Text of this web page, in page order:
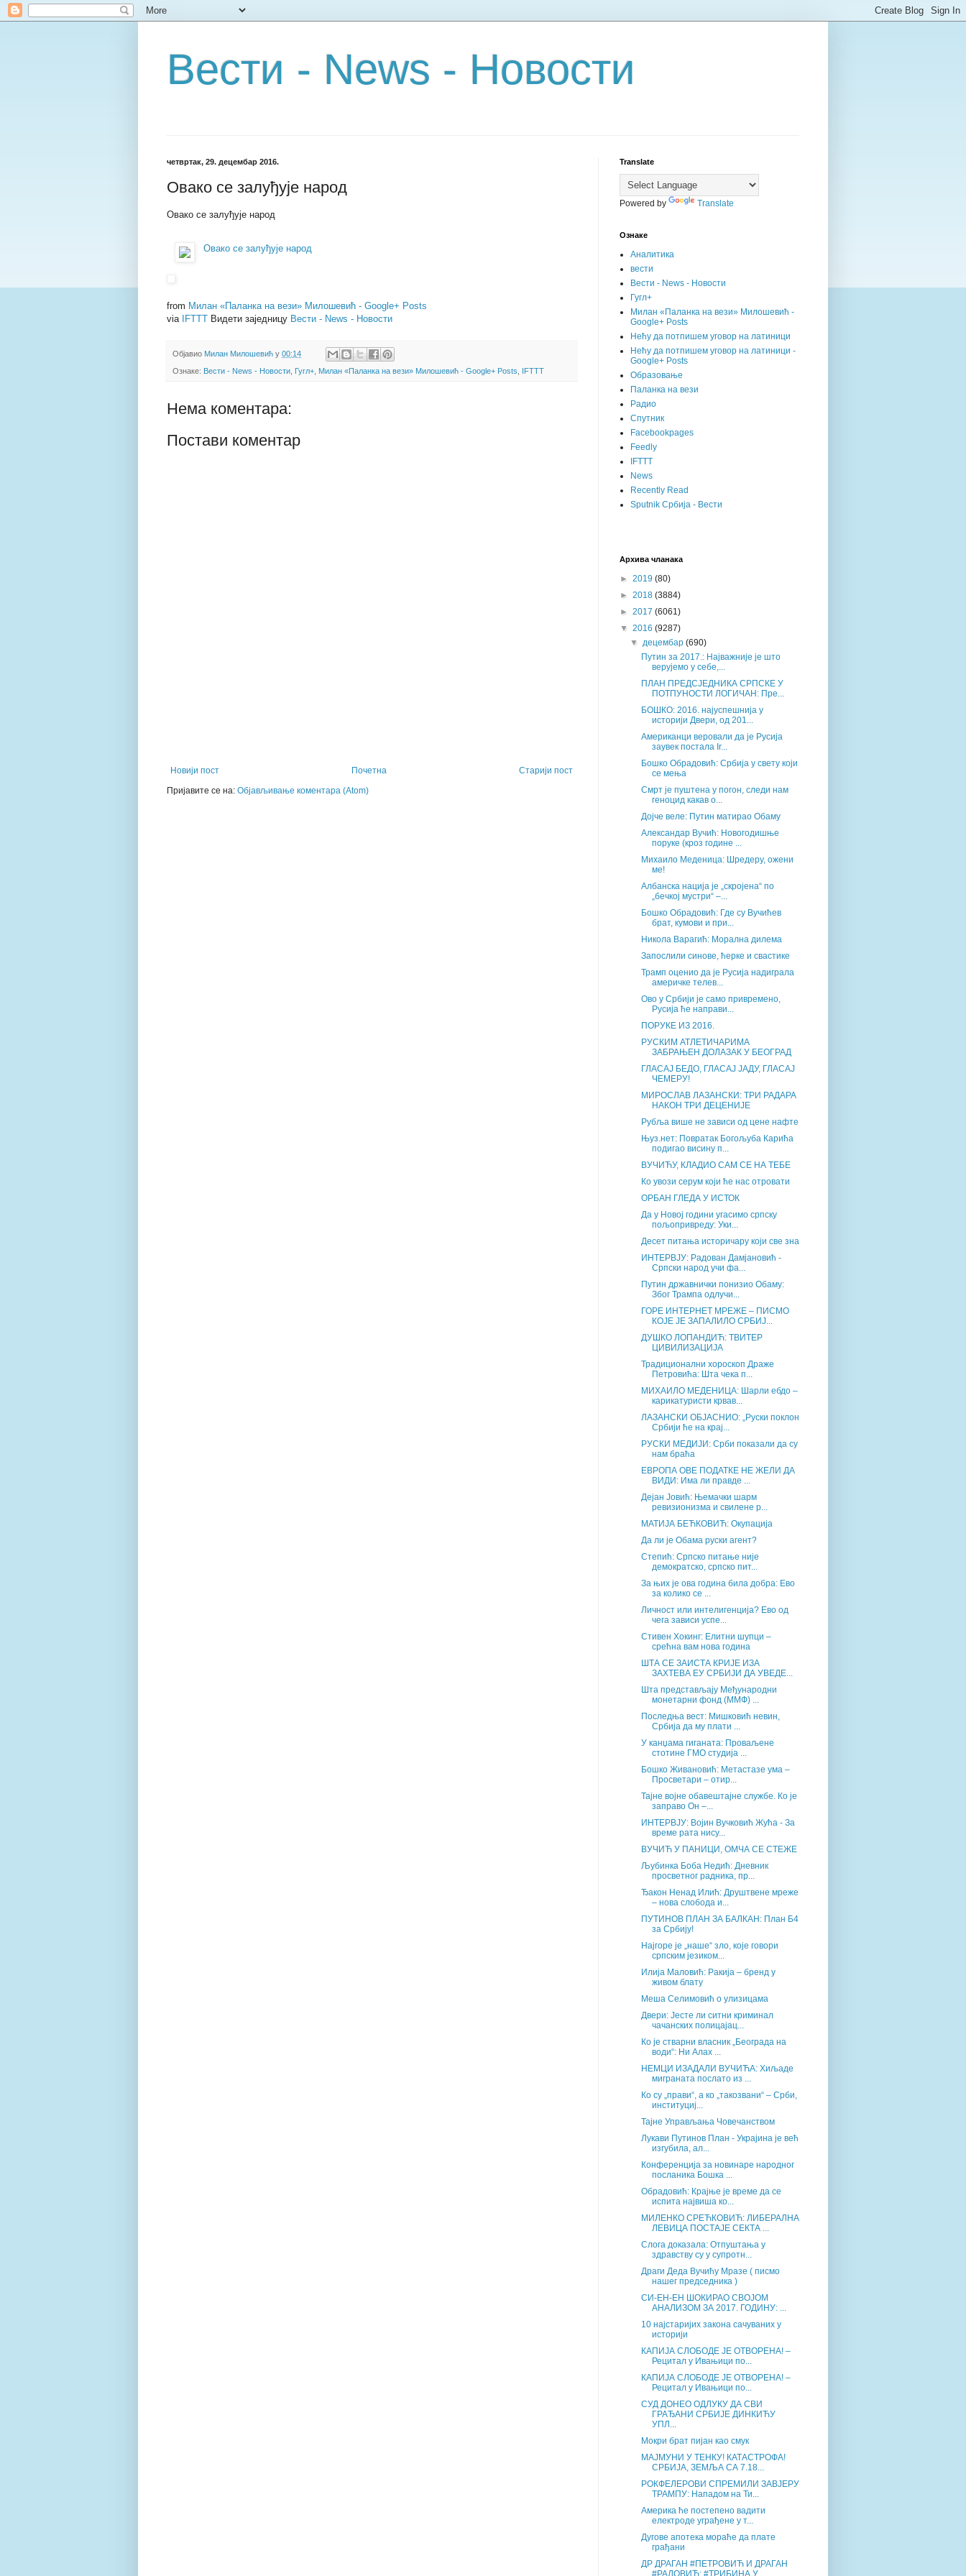
Вести - News - Новости
четвртак, 29. децембар 2016.
Овако се залуђује народ
Овако се залуђује народ
Овако се залуђује народ
from Милан «Паланка на вези» Милошевић - Google+ Posts
via IFTTT Видети заједницу Вести - News - Новости
Објавио Милан Милошевић у 00:14
Ознаке: Вести - News - Новости Гугл+ Милан «Паланка на вези» Милошевић - Google+ Posts IFTTT
Нема коментара:
Постави коментар
Новији пост Старији пост
Почетна
Пријавите се на: Објављивање коментара (Atom)
Translate
Powered by Translate
Ознаке
Аналитика
вести
Вести - News - Новости
Гугл+
Милан «Паланка на вези» Милошевић -
Google+ Posts
Нећу да потпишем уговор на латиници
Нећу да потпишем уговор на латиници -
Google+ Posts
Образовање
Паланка на вези
Радио
Спутник
Facebookpages
Feedly
IFTTT
News
Recently Read
Sputnik Србија - Вести
Архива чланака
► 2019 (80)
► 2018 (3884)
► 2017 (6061)
▼ 2016 (9287)
▼децембар(690)
Путин за 2017.: Најважније је што
верујемо у себе,...
ПЛАН ПРЕДСЈЕДНИКА СРПСКЕ У
ПОТПУНОСТИ ЛОГИЧАН: Пре...
БОШКО: 2016. најуспешнија у
историји Двери, од 201...
Американци веровали да је Русија
заувек постала Ir...
Бошко Обрадовић: Србија у свету који
се мења
Смрт је пуштена у погон, следи нам
геноцид какав о...
Дојче веле: Путин матирао Обаму
Александар Вучић: Новогодишње
поруке (кроз године ...
Михаило Меденица: Шредеру, ожени
ме!
Албанска нација је „скројена“ по
„бечкој мустри“ –...
Бошко Обрадовић: Где су Вучићев
брат, кумови и при...
Никола Варагић: Морална дилема
Запослили синове, ћерке и свастике
Трамп оценио да је Русија надиграла
америчке телев...
Ово у Србији је само привремено,
Русија ће направи...
ПОРУКЕ ИЗ 2016.
РУСКИМ АТЛЕТИЧАРИМА
ЗАБРАЊЕН ДОЛАЗАК У БЕОГРАД
ГЛАСАЈ БЕДО, ГЛАСАЈ ЈАДУ, ГЛАСАЈ
ЧЕМЕРУ!
МИРОСЛАВ ЛАЗАНСКИ: ТРИ РАДАРА
НАКОН ТРИ ДЕЦЕНИЈЕ
Рубља више не зависи од цене нафте
Њуз.нет: Повратак Богољуба Карића
подигао висину п...
ВУЧИЋУ, КЛАДИО САМ СЕ НА ТЕБЕ
Ко увози серум који ће нас отровати
ОРБАН ГЛЕДА У ИСТОК
Да у Новој години угасимо српску
пољопривреду: Уки...
Десет питања историчару који све зна
ИНТЕРВЈУ: Радован Дамјановић -
Српски народ учи фа...
Путин државнички понизио Обаму:
Због Трампа одлучи...
ГОРЕ ИНТЕРНЕТ МРЕЖЕ – ПИСМО
КОЈЕ ЈЕ ЗАПАЛИЛО СРБИЈ...
ДУШКО ЛОПАНДИЋ: ТВИТЕР
ЦИВИЛИЗАЦИЈА
Традиционални хороскоп Драже
Петровића: Шта чека п...
МИХАИЛО МЕДЕНИЦА: Шарли ебдо –
карикатуристи крвав...
ЛАЗАНСКИ ОБЈАСНИО: „Руски поклон
Србији ће на крај...
РУСКИ МЕДИЈИ: Срби показали да су
нам браћа
ЕВРОПА ОВЕ ПОДАТКЕ НЕ ЖЕЛИ ДА
ВИДИ: Има ли правде ...
Дејан Јовић: Њемачки шарм
ревизионизма и свилене р...
МАТИЈА БЕЋКОВИЋ: Окупација
Да ли је Обама руски агент?
Степић: Српско питање није
демократско, српско пит...
За њих је ова година била добра: Ево
за колико се ...
Личност или интелигенција? Ево од
чега зависи успе...
Стивен Хокинг: Елитни шупци –
срећна вам нова година
ШТА СЕ ЗАИСТА КРИЈЕ ИЗА
ЗАХТЕВА ЕУ СРБИЈИ ДА УВЕДЕ...
Шта представљају Међународни
монетарни фонд (ММФ) ...
Последња вест: Мишковић невин,
Србија да му плати ...
У канџама гиганата: Проваљене
стотине ГМО студија ...
Бошко Живановић: Метастазе ума –
Просветари – отир...
Тајне војне обавештајне службе. Ко је
заправо Он –...
ИНТЕРВЈУ: Војин Вучковић Жућа - За
време рата нису...
ВУЧИЋ У ПАНИЦИ, ОМЧА СЕ СТЕЖЕ
Љубинка Боба Недић: Дневник
просветног радника, пр...
Ђакон Ненад Илић: Друштвене мреже
– нова слобода и...
ПУТИНОВ ПЛАН ЗА БАЛКАН: План Б4
за Србију!
Најгоре је „наше“ зло, које говори
српским језиком...
Илија Маловић: Ракија – бренд у
живом блату
Меша Селимовић о улизицама
Двери: Јесте ли ситни криминал
чачанских полицајац...
Ко је стварни власник „Београда на
води“: Ни Алах ...
НЕМЦИ ИЗАДАЛИ ВУЧИЋА: Хиљаде
миграната послато из ...
Ко су „прави“, а ко „такозвани“ – Срби,
институциј...
Тајне Управљања Човечанством
Лукави Путинов План - Украјина је већ
изгубила, ал...
Конференција за новинаре народног
посланика Бошка ...
Обрадовић: Крајње је време да се
испита највиша ко...
МИЛЕНКО СРЕЋКОВИЋ: ЛИБЕРАЛНА
ЛЕВИЦА ПОСТАЈЕ СЕКТА ...
Слога доказала: Отпуштања у
здравству су у супротн...
Драги Деда Вучићу Мразе ( писмо
нашег председника )
СИ-ЕН-ЕН ШОКИРАО СВОЈОМ
АНАЛИЗОМ ЗА 2017. ГОДИНУ: ...
10 најстаријих закона сачуваних у
историји
КАПИЈА СЛОБОДЕ ЈЕ ОТВОРЕНА! –
Рецитал у Ивањици по...
КАПИЈА СЛОБОДЕ ЈЕ ОТВОРЕНА! –
Рецитал у Ивањици по...
СУД ДОНЕО ОДЛУКУ ДА СВИ
ГРАЂАНИ СРБИЈЕ ДИНКИЋУ
УПЛ...
Мокри брат пијан као смук
МАЈМУНИ У ТЕНКУ! КАТАСТРОФА!
СРБИЈА, ЗЕМЉА СА 7.18...
РОКФЕЛЕРОВИ СПРЕМИЛИ ЗАВЈЕРУ
ТРАМПУ: Нападом на Ти...
Америка ће постепено вадити
електроде уграђене у т...
Дугове апотека мораће да плате
грађани
ДР ДРАГАН #ПЕТРОВИЋ И ДРАГАН
#РАДОВИЋ: #ТРИБИНА У ...